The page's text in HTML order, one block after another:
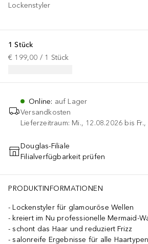
Lockenstyler
1 Stück
€ 199,00 / 1 Stück
Online: auf Lager
Versandkosten
Lieferzeitraum: Mi., 12.08.2026 bis
IN DEN WARENKORB
Douglas-Filiale
Filialverfügbarkeit prüfen
PRODUKTINFORMATIONEN
Lockenstyler für glamouröse Wellen
kreiert im Nu professionelle Mermaid-
schont das Haar und reduziert Frizz
salonreife Ergebnisse für alle Haartypen